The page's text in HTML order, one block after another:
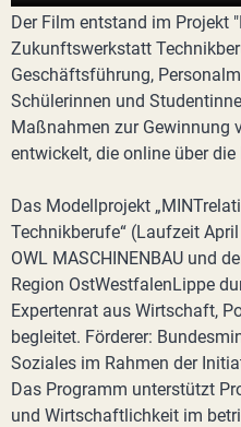
Der Film entstand im Projekt
Zukunftswerkstatt
Geschäftsführung,
Schülerinnen und
Maßnahmen zur Gewinnung
entwickelt, die online über
Das Modellprojekt
Technikberufe“ (Laufzeit
OWL MASCHINENBAU und
Region OstWestfalenLippe
Expertenrat aus Wirtschaft,
begleitet. Förderer:
Soziales im Rahmen der
Das Programm unterstützt
und Wirtschaftlichkeit im